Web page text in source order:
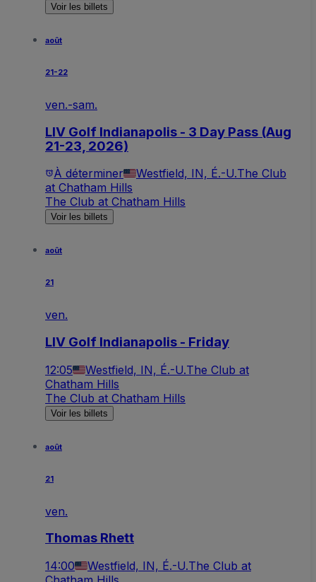
Voir les billets
août
21-22
ven.-sam.
LIV Golf Indianapolis - 3 Day Pass (Aug
21-23, 2026)
À déterminer Westfield, IN, É.-U.The Club
at Chatham Hills
The Club at Chatham Hills
Voir les billets
août
21
ven.
LIV Golf Indianapolis - Friday
12:05 Westfield, IN, É.-U.The Club at
Chatham Hills
The Club at Chatham Hills
Voir les billets
août
21
ven.
Thomas Rhett
14:00 Westfield, IN, É.-U.The Club at